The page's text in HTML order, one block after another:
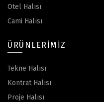
Otel Halısı
Cami Halısı
ÜRÜNLERIMIZ
Tekne Halısı
Kontrat Halısı
Proje Halısı